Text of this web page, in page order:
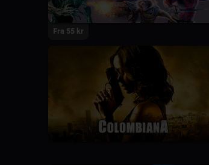
Fra 55 kr